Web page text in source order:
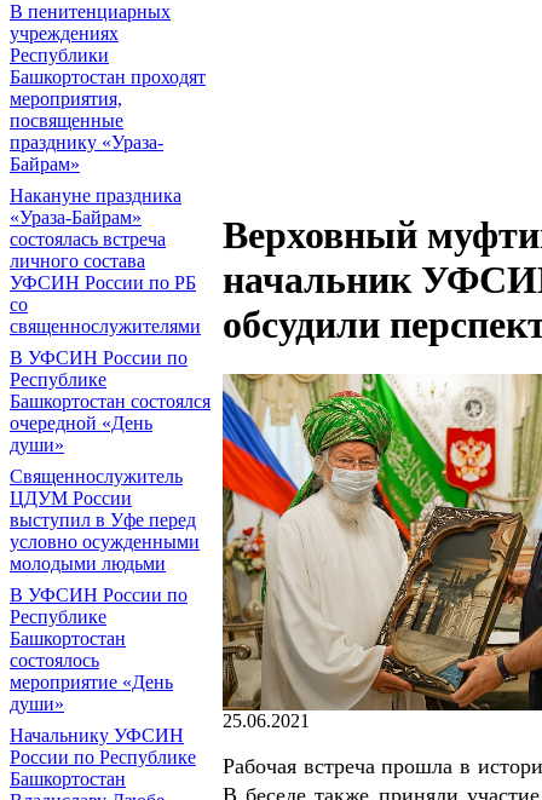
В пенитенциарных
учреждениях
Республики
Башкортостан проходят
мероприятия,
посвященные
празднику «Ураза-
Байрам»
Накануне праздника
«Ураза-Байрам»
состоялась встреча
личного состава
УФСИН России по РБ
со
священнослужителями
В УФСИН России по
Республике
Башкортостан состоялся
очередной «День
души»
Священнослужитель
ЦДУМ России
выступил в Уфе перед
условно осужденными
молодыми людьми
В УФСИН России по
Республике
Башкортостан
состоялось
мероприятие «День
души»
Начальнику УФСИН
России по Республике
Башкортостан
Верховный
начальник
обсудили
25.06.2021
Рабочая встреча прошла в